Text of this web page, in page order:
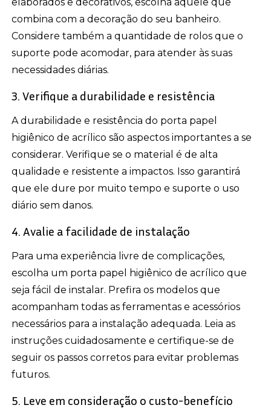
combina com a decoração do seu banheiro.
Considere também a quantidade de rolos que o
suporte pode acomodar, para atender às suas
necessidades diárias.
3. Verifique a durabilidade e resistência
A durabilidade e resistência do porta papel
higiênico de acrílico são aspectos importantes a se
considerar. Verifique se o material é de alta
qualidade e resistente a impactos. Isso garantirá
que ele dure por muito tempo e suporte o uso
diário sem danos.
4. Avalie a facilidade de instalação
Para uma experiência livre de complicações,
escolha um porta papel higiênico de acrílico que
seja fácil de instalar. Prefira os modelos que
acompanham todas as ferramentas e acessórios
necessários para a instalação adequada. Leia as
instruções cuidadosamente e certifique-se de
seguir os passos corretos para evitar problemas
futuros.
5. Leve em consideração o custo-benefício